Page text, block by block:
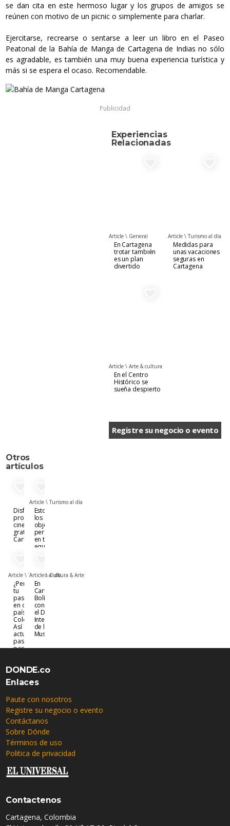
se dan cita en este hermoso lugar y los grupos de amigos se
reúnen con motivo de un picnic o simplemente para charlar.
Ejercitarse, recrearse o sentarse a leer un libro en el Paseo
Peatonal de la Bahía de Manga de Cartagena de Indias no sólo
es agradable, es también una muy buena experiencia turística y
más si se espera el ocaso. Recomendable.
Publicidad
Experiencias
Relacionadas
Article \ General
En Cartagena
trotar también
es un plan
divertido
Article \ Turismo al día
Medidas para
unas vacaciones
seguras en
Cartagena
Article \ Arte & cultura
En el Centro
Histórico se
sueña despierto
Registre su negocio o evento
Otros
artículos
Disfruta de
proyección
cinematográficas
gratis en
Cartagena
Article \ Turismo al día
Estos son
los
objetos
permitidos
en tu
equipaje
Article \ Turismo al día
¿Perdiste
tu
pasaporte
en otro
país o en
Colombia?
Así debes
actuar
paso a
paso
Article \ Cultura & Arte
En
Cartagena y
Bolívar se
conmemora
el Día
Internacional
de los
Museos
DONDE.co
Enlaces
Paute con nosotros
Registre su negocio o evento
Contáctanos
Sobre Dónde
Términos de uso
Politica de privacidad
Contactenos
Cartagena, Colombia